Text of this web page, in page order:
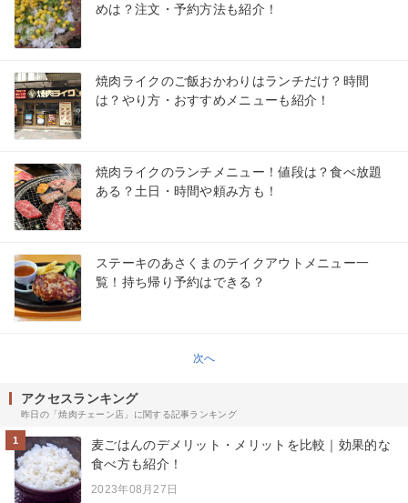
めは？注文・予約方法も紹介！
焼肉ライクのご飯おかわりはランチだけ？時間
は？やり方・おすすめメニューも紹介！
焼肉ライクのランチメニュー！値段は？食べ放題
ある？土日・時間や頼み方も！
ステーキのあさくまのテイクアウトメニュー一
覧！持ち帰り予約はできる？
次へ
アクセスランキング
昨日の「焼肉チェーン店」に関する記事ランキング
1
麦ごはんのデメリット・メリットを比較｜効果的な
食べ方も紹介！
2023年08月27日